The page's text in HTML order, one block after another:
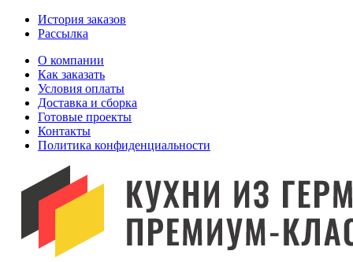
История заказов
Рассылка
O компании
Как заказать
Условия оплаты
Доставка и сборка
Готовые проекты
Контакты
Политика конфиденциальности